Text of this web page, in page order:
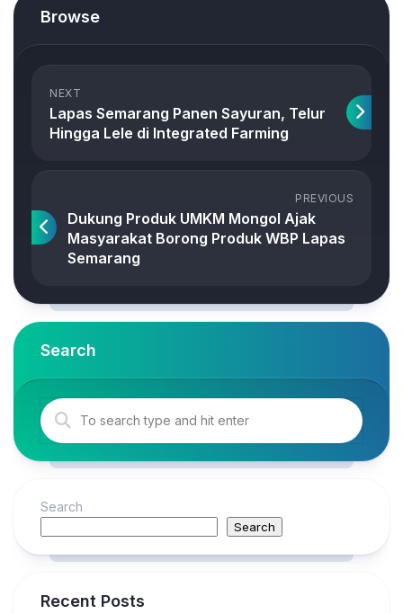
Browse
NEXT
Lapas Semarang Panen Sayuran, Telur
Hingga Lele di Integrated Farming
PREVIOUS
Dukung Produk UMKM Mongol Ajak
Masyarakat Borong Produk WBP Lapas
Semarang
Search
Search
Search
Recent Posts